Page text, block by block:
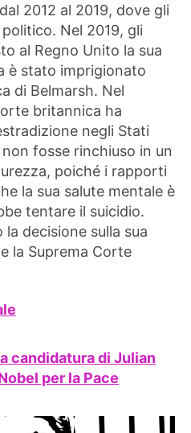
2012 al 2019, dove gli
Nel 2019, gli
al Regno Unito la sua
è stato imprigionato
di Belmarsh. Nel
britannica ha
negli Stati
fosse rinchiuso in un
poiché i rapporti
la sua salute mentale è
tentare il suicidio.
decisione sulla sua
la Suprema Corte
candidaturadi Julian
per la Pace